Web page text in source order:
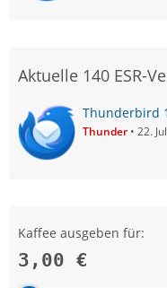
Aktuelle 140 ESR-
Thunderbird
Thunder 22.
Kaffee ausgeben für:
3,00 €